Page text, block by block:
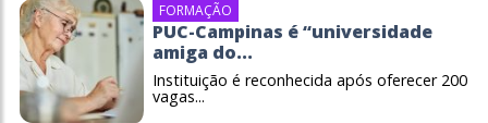
FORMAÇÃO
PUC-Campinas é “universidade
amiga do...
Instituição é reconhecida após oferecer 200
vagas...